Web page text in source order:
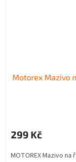
Motorex Mazivo
299 Kč
MOTOREX Mazivo na